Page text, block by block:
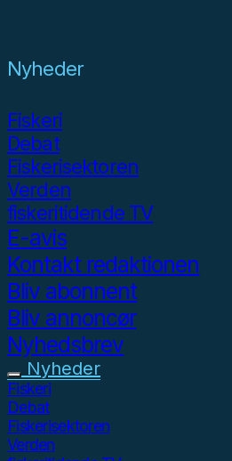
Nyheder
Fiskeri
Debat
Fiskerisektoren
Verden
fiskeritidende TV
E-avis
Kontakt redaktionen
Bliv abonnent
Bliv annoncør
Nyhedsbrev
Nyheder
Fiskeri
Debat
Fiskerisektoren
Verden